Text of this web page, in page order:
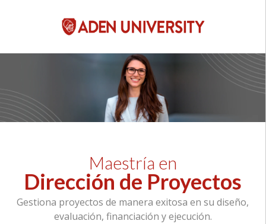
Maestría en
Dirección de Proyectos
Gestiona proyectos de manera exitosa en su diseño,
evaluación, financiación y ejecución.